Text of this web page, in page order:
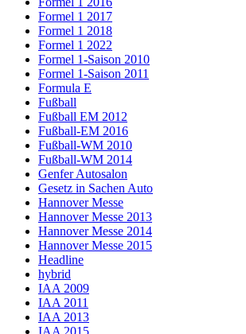
Formel 1 2017
Formel 1 2018
Formel 1 2022
Formel 1-Saison 2010
Formel 1-Saison 2011
Formula E
Fußball
Fußball EM 2012
Fußball-EM 2016
Fußball-WM 2010
Fußball-WM 2014
Genfer Autosalon
Gesetz in Sachen Auto
Hannover Messe
Hannover Messe 2013
Hannover Messe 2014
Hannover Messe 2015
Headline
hybrid
IAA 2009
IAA 2011
IAA 2013
IAA 2015